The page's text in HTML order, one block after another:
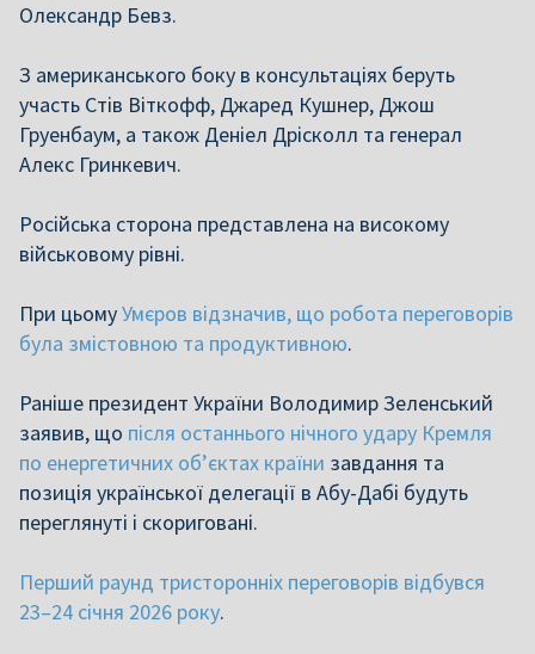
Олександр Бевз.
З американського боку в консультаціях беруть
участь Стів Віткофф, Джаред Кушнер, Джош
Груенбаум, а також Деніел Дрісколл та генерал
Алекс Гринкевич.
Російська сторона представлена на високому
військовому рівні.
При цьомуУмєров відзначив, що робота переговорів
була змістовною та продуктивною.
Раніше президент України Володимир Зеленський
заявив, що після останнього нічного удару Кремля
по енергетичних об’єктах країни завдання та
позиція української делегації в Абу-Дабі будуть
переглянуті і скориговані.
Перший раунд тристоронніх переговорів відбувся
23–24 січня 2026 року.